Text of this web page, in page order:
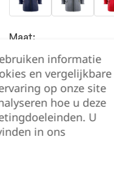
Maat:
Small Medium
XXLarge
XXXXXLarge
informatie
en vergelijkbare
op onze site
hoe u deze
U
in ons